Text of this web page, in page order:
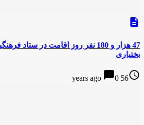
description
47 هزار و 180 نفر روز اقامت در ستاد
بختیاری
access_time
56 years ago
chat_bubble0